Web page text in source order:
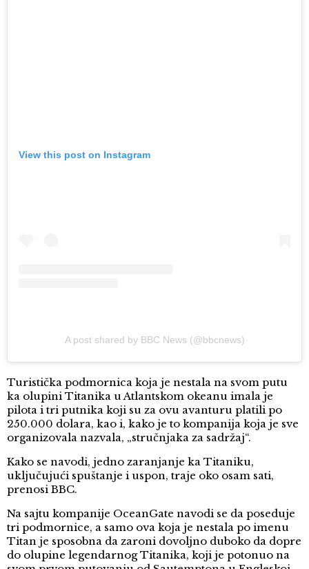
View this post on Instagram
A post shared by BBC News (@bbcnews)
Turistička podmornica koja je nestala na svom putu
ka olupini Titanika u Atlantskom okeanu imala je
pilota i tri putnika koji su za ovu avanturu platili po
250.000 dolara, kao i, kako je to kompanija koja je sve
organizovala nazvala, „stručnjaka za sadržaj“.
Kako se navodi, jedno zaranjanje ka Titaniku,
uključujući spuštanje i uspon, traje oko osam sati,
prenosi BBC.
Na sajtu kompanije OceanGate navodi se da poseduje
tri podmornice, a samo ova koja je nestala po imenu
Titan je sposobna da zaroni dovoljno duboko da dopre
do olupine legendarnog Titanika, koji je potonuo na